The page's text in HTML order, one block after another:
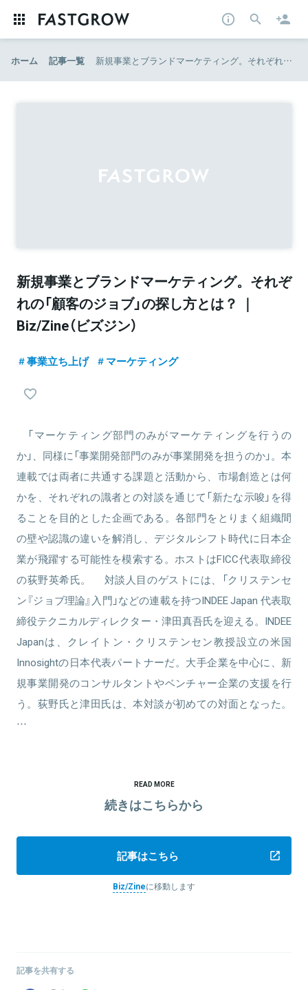
ホーム 記事一覧 新規事業とブランドマーケティング。それぞれの「顧客のジョブ」の探し方とは？ ｜ Biz/Zine（ビズジン）
新規事業とブランドマーケティング。それぞ
れの「顧客のジョブ」の探し方とは？ ｜
Biz/Zine（ビズジン）
事業立ち上げ マーケティング
「マーケティング部門のみがマーケティングを行うの
か」、同様に「事業開発部門のみが事業開発を担うのか」。本
連載では両者に共通する課題と活動から、市場創造とは何
かを、それぞれの識者との対談を通じて「新たな示唆」を得
ることを目的とした企画である。各部門をとりまく組織間
の壁や認識の違いを解消し、デジタルシフト時代に日本企
業が飛躍する可能性を模索する。ホストはFICC代表取締役
の荻野英希氏。 対談人目のゲストには、「クリステンセ
ン『ジョブ理論』入門」などの連載を持つINDEE Japan 代表取
締役テクニカルディレクター・津田真吾氏を迎える。INDEE
Japanは、クレイトン・クリステンセン教授設立の米国
Innosightの日本代表パートナーだ。大手企業を中心に、新
規事業開発のコンサルタントやベンチャー企業の支援を行
う。荻野氏と津田氏は、本対談が初めての対面となった。
…
READ MORE
続きはこちらから
記事はこちら
Biz/Zineに移動します
記事を共有する